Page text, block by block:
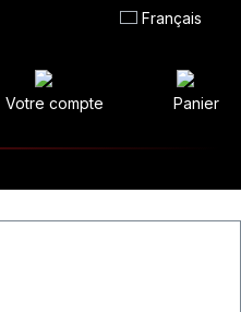
Français
Votre compte Panier